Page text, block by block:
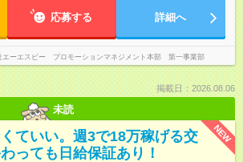
応募する 詳細へ
エーエスピー プロモーションマネジメント本部 第一事業部
掲載日：2026.08.06
未読
NEW
ていい。週3で18万稼げる交
っても日給保証あり！